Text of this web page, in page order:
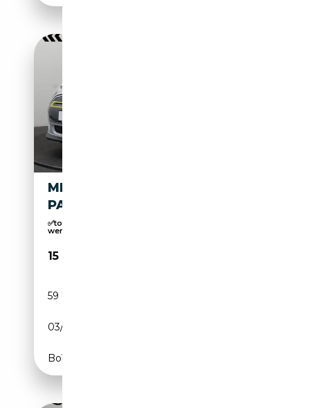
MINI COOPER SE CARPLAY -
PARKEERSENSOREN ACHTER
✅tot 10 JAAR GARANTIE mogelijk ✅Eigen
werkplaats ✅
15 995€
59 775 km
03/2021
Boîte automatique